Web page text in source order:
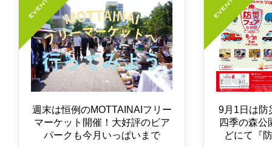
週末は恒例のMOTTAINAIフリー
マーケット開催！大好評のビア
パークも今月いっぱいまで
9月1日は防
四季の森公
どにて『